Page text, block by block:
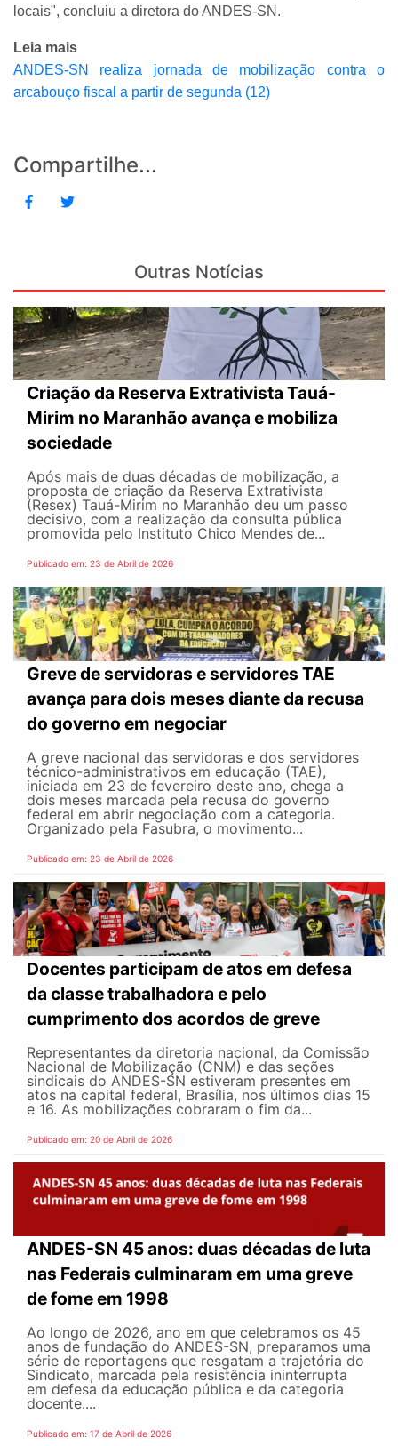
locais", concluiu a diretora do ANDES-SN.
Leia mais
ANDES-SN realiza jornada de mobilização contra o
arcabouço fiscal a partir de segunda (12)
Compartilhe...
Outras Notícias
Criação da Reserva Extrativista Tauá-
Mirim no Maranhão avança e mobiliza
sociedade
Após mais de duas décadas de mobilização, a
proposta de criação da Reserva Extrativista
(Resex) Tauá-Mirim no Maranhão deu um passo
decisivo, com a realização da consulta pública
promovida pelo Instituto Chico Mendes de...
Publicado em: 23 de Abril de 2026
Greve de servidoras e servidores TAE
avança para dois meses diante da recusa
do governo em negociar
A greve nacional das servidoras e dos servidores
técnico-administrativos em educação (TAE),
iniciada em 23 de fevereiro deste ano, chega a
dois meses marcada pela recusa do governo
federal em abrir negociação com a categoria.
Organizado pela Fasubra, o movimento...
Publicado em: 23 de Abril de 2026
Docentes participam de atos em defesa
da classe trabalhadora e pelo
cumprimento dos acordos de greve
Representantes da diretoria nacional, da Comissão
Nacional de Mobilização (CNM) e das seções
sindicais do ANDES-SN estiveram presentes em
atos na capital federal, Brasília, nos últimos dias 15
e 16. As mobilizações cobraram o fim da...
Publicado em: 20 de Abril de 2026
ANDES-SN 45 anos: duas décadas de luta
nas Federais culminaram em uma greve
de fome em 1998
Ao longo de 2026, ano em que celebramos os 45
anos de fundação do ANDES-SN, preparamos uma
série de reportagens que resgatam a trajetória do
Sindicato, marcada pela resistência ininterrupta
em defesa da educação pública e da categoria
docente....
Publicado em: 17 de Abril de 2026